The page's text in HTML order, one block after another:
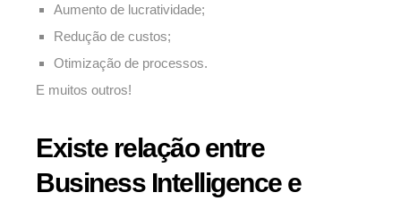
Aumento de lucratividade;
Redução de custos;
Otimização de processos.
E muitos outros!
Existe relação entre
Business Intelligence e